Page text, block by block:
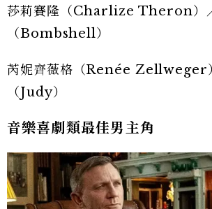
莎莉賽隆（Charlize Theron）／
（Bombshell）
芮妮齊薇格（Renée Zellweger
（Judy）
音樂喜劇類最佳男主角